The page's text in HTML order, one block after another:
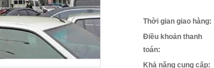
Thời gian giao hàng:
Điều khoản thanh
toán:
Khả năng cung cấp: